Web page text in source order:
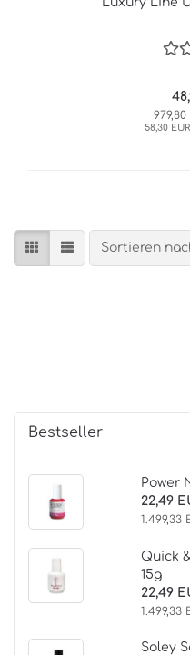
58,30
Sortieren
Sortieren
Bestseller
Power
22,49
1.499,33
Quick
15g
22,49
1.499,33
Soley